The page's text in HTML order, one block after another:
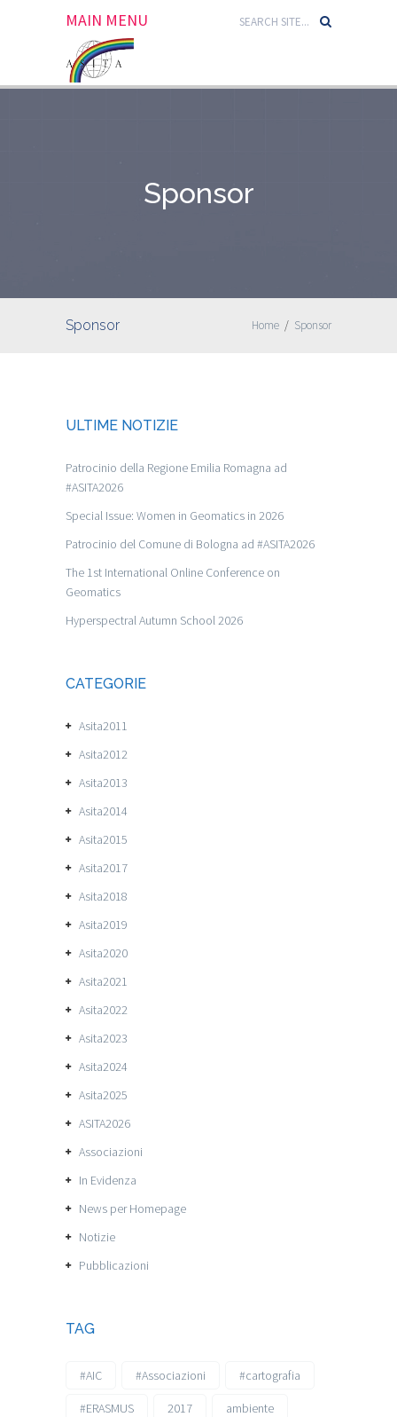
MAIN MENU
Sponsor
Sponsor Home / Sponsor
ULTIME NOTIZIE
Patrocinio della Regione Emilia Romagna ad
#ASITA2026
Special Issue: Women in Geomatics in 2026
Patrocinio del Comune di Bologna ad #ASITA2026
The 1st International Online Conference on
Geomatics
Hyperspectral Autumn School 2026
CATEGORIE
Asita2011
Asita2012
Asita2013
Asita2014
Asita2015
Asita2017
Asita2018
Asita2019
Asita2020
Asita2021
Asita2022
Asita2023
Asita2024
Asita2025
ASITA2026
Associazioni
In Evidenza
News per Homepage
Notizie
Pubblicazioni
TAG
#AIC #Associazioni #cartografia
#ERASMUS 2017 ambiente